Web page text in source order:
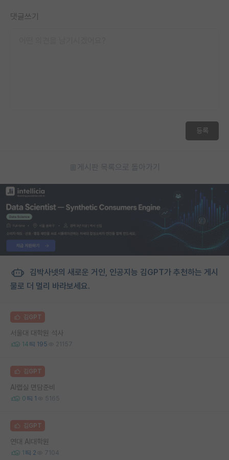
댓글쓰기
등록
게시판 목록으로 돌아가기
김박사넷의 새로운 거인, 인공지능 김GPT가 추천하는 게시
물로 더 멀리 바라보세요.
김GPT
서울대 대학원 석사
14 195 21157
김GPT
AI랩실 면담준비
0 1 5165
김GPT
연대 AI대학원
1 2 7104